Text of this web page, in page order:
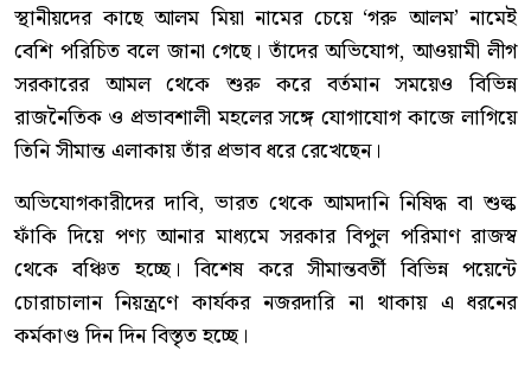
স্থানীয়দের কাছে আলম মিয়া নামের চেয়ে ‘গরু আলম’ নামেই
বেশি পরিচিত বলে জানা গেছে। তাঁদের অভিযোগ, আওয়ামী লীগ
সরকারের আমল থেকে শুরু করে বর্তমান সময়েও বিভিন্ন
রাজনৈতিক ও প্রভাবশালী মহলের সঙ্গে যোগাযোগ কাজে লাগিয়ে
তিনি সীমান্ত এলাকায় তাঁর প্রভাব ধরে রেখেছেন।
অভিযোগকারীদের দাবি, ভারত থেকে আমদানি নিষিদ্ধ বা শুল্ক
ফাঁকি দিয়ে পণ্য আনার মাধ্যমে সরকার বিপুল পরিমাণ রাজস্ব
থেকে বঞ্চিত হচ্ছে। বিশেষ করে সীমান্তবর্তী বিভিন্ন পয়েন্টে
চোরাচালান নিয়ন্ত্রণে কার্যকর নজরদারি না থাকায় এ ধরনের
কর্মকাণ্ড দিন দিন বিস্তৃত হচ্ছে।